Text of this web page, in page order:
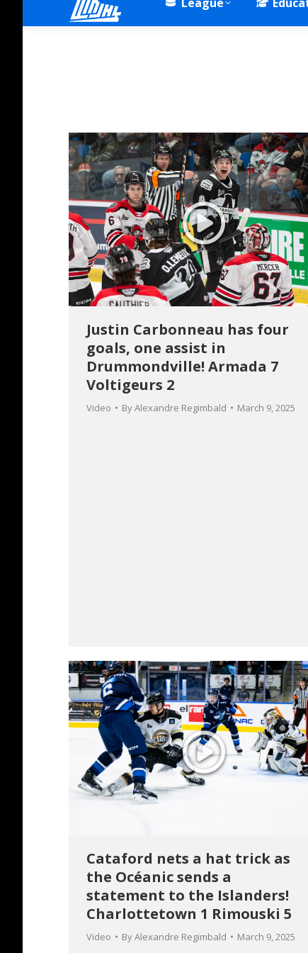
Justin Carbonneau has four
goals, one assist in
Drummondville! Armada 7
Voltigeurs 2
Video ByAlexandre Regimbald March 9, 2025
Cataford nets a hat trick as
the Océanic sends a
statement to the Islanders!
Charlottetown 1 Rimouski 5
Video ByAlexandre Regimbald March 9, 2025